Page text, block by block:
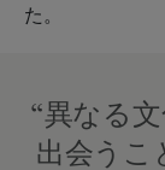
た。
“異なる
出会うこ